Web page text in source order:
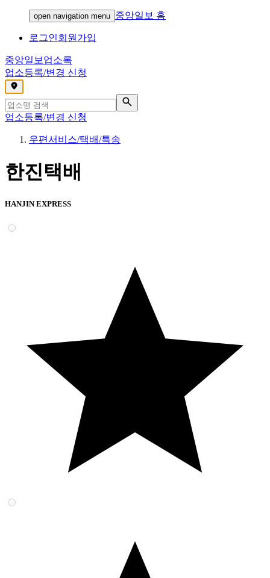
open navigation menu 중앙일보 홈
로그인회원가입
중앙일보 업소록
업소등록/변경 신청
,
업소등록/변경 신청
우편서비스/택배/특송
한진택배
HANJIN EXPRESS